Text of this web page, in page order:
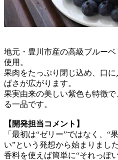
地元・豊川市産の高級ブルー
使用。
果肉をたっぷり閉じ込め、口
ぱさが広がります。
果実由来の美しい紫色も特徴
る一品です。
【開発担当コメント】
「最初は“ゼリー”ではなく、“
い”という発想から始まりました
香料を使えば簡単に“それっぽ